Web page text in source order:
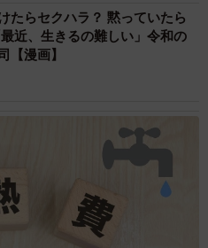
たらセクハラ？ 黙っていたら
近、生きるの難しい」令和の
【漫画】